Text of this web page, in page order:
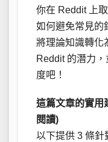
你在 Reddit 上
如何避免常見的
將理論知識轉化
Reddit 的潛力
度吧！
這篇文章的實用
閱讀)
以下提供 3 條針